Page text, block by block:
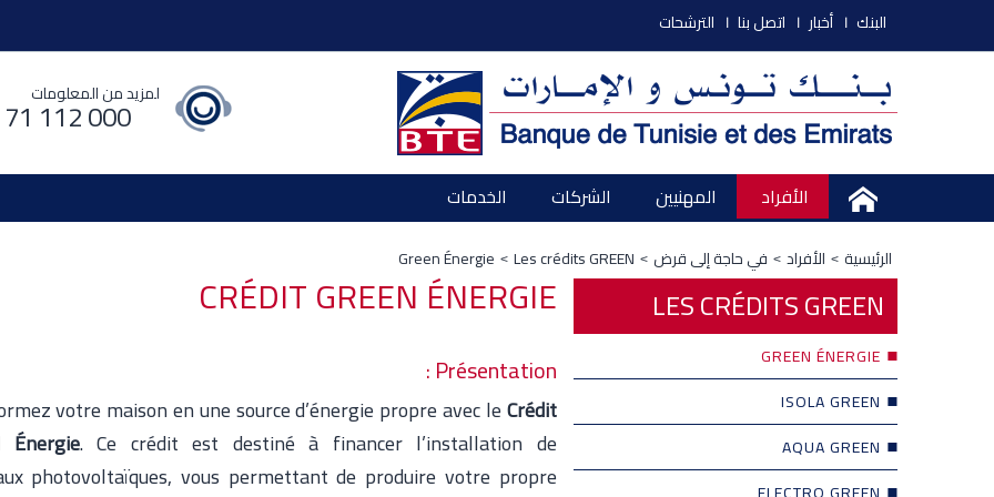
البنك أخبار اتصل بنا الترشحات
لمزيد من المعلومات
112 000
الأفراد المهنيين الشركات الخدمات
الرئيسية الأفراد في حاجة إلى قرض Les crédits GREEN
Green Énergie
LES CRÉDITS GREEN
GREEN ÉNERGIE
ISOLA GREEN
AQUA GREEN
CRÉDIT GREEN ÉNERGIE
Présentation :
votre maison en une source d’énergie propre avec leCrédit
Énergie. Ce crédit est destiné à financer l’installation de
photovoltaïques, vous permettant de produire votre propre